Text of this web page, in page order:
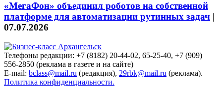
«МегаФон» объединил роботов на собственной
платформе для автоматизации рутинных задач |
07.07.2026
Телефоны редакции: +7 (8182) 20-44-02, 65-25-40, +7 (909)
556-2850 (реклама в газете и на сайте)
E-mail: bclass@mail.ru (редакция), 29rbk@mail.ru (реклама).
Политика конфиденциальности.